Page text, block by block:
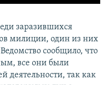
заразившихся
милиции, один из них
сообщило, что
все они были
деятельности, так как